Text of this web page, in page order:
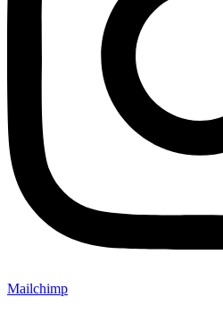
Mailchimp